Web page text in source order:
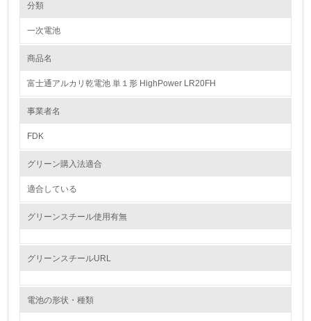
1.環境取り組み体制
分類
一次電池
商品名
富士通アルカリ乾電池 単１形 HighPower LR20FH
事業者名
FDK
グリーン購入法適合
適合している
グリーンスチール使用有無
グリーンスチールURL
電池の形状・種類